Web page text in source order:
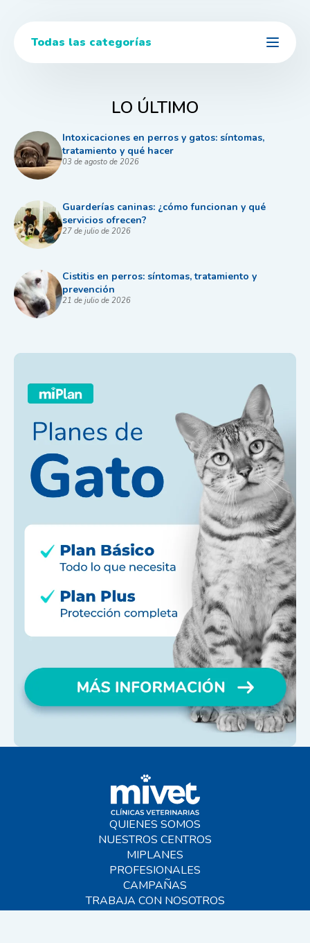
Todas las categorías
LO ÚLTIMO
Intoxicaciones en perros y gatos: síntomas,
tratamiento y qué hacer
03 de agosto de 2026
Guarderías caninas: ¿cómo funcionan y qué
servicios ofrecen?
27 de julio de 2026
Cistitis en perros: síntomas, tratamiento y
prevención
21 de julio de 2026
QUIENES SOMOS
NUESTROS CENTROS
MIPLANES
PROFESIONALES
CAMPAÑAS
TRABAJA CON NOSOTROS
BLOG